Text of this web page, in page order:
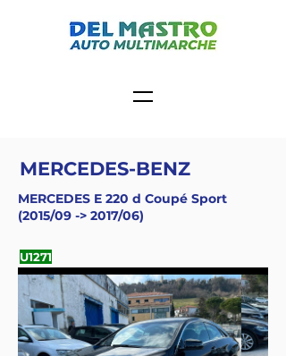
MERCEDES-BENZ
MERCEDES E 220 d Coupé Sport
(2015/09 -> 2017/06)
U1271